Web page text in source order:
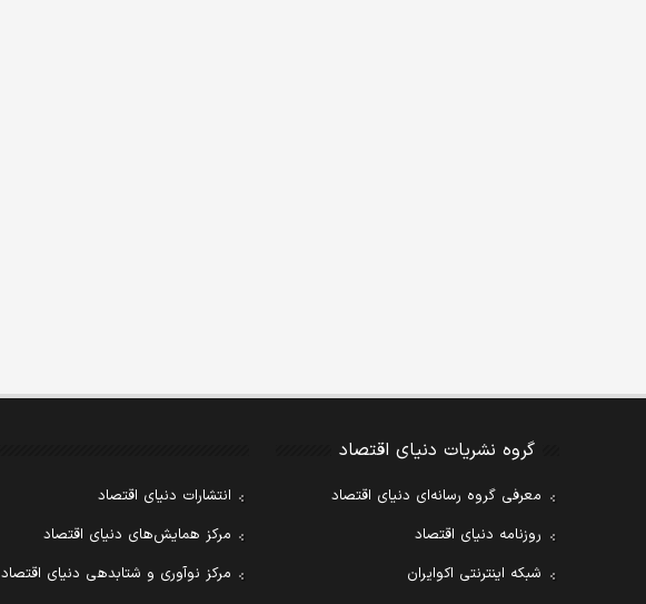
گروه نشریات دنیای اقتصاد
معرفی گروه رسانه‌ای دنیای اقتصاد
روزنامه دنیای اقتصاد
شبکه اینترنتی اکوایران
انتشارات دنیای اقتصاد
مرکز همایش‌های دنیای اقتصاد
مرکز نوآوری و شتابدهی دنیای اقتصاد